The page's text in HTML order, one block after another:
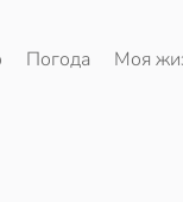
Погода Моя